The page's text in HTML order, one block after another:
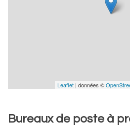
Leaflet | données ©
Bureaux de poste à